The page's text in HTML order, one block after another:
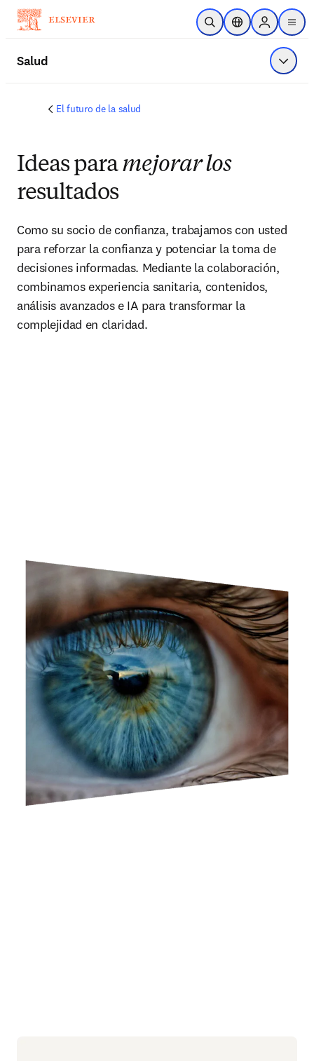
Saltar al contenido principal
Abrir búsqueda
Selector deSign in to
menu
Salud
El futuro de la salud
Ideas paramejorar los
resultados
Como su socio de confianza, trabajamos con usted
para reforzar la confianza y potenciar la toma de
decisiones informadas. Mediante la colaboración,
combinamos experiencia sanitaria, contenidos,
análisis avanzados e IA para transformar la
complejidad en claridad.